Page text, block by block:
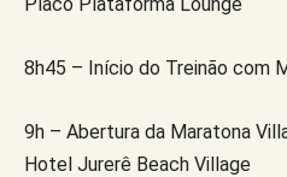
8h45 – Início do Treinão com
9h – Abertura da Maratona
Hotel Jurerê Beach Village